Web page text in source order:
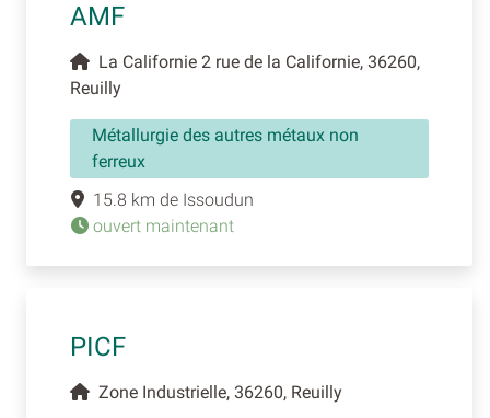
AMF
La Californie 2 rue de la Californie, 36260,
Reuilly
Métallurgie des autres métaux non
ferreux
15.8 km de Issoudun
ouvert maintenant
PICF
Zone Industrielle, 36260, Reuilly